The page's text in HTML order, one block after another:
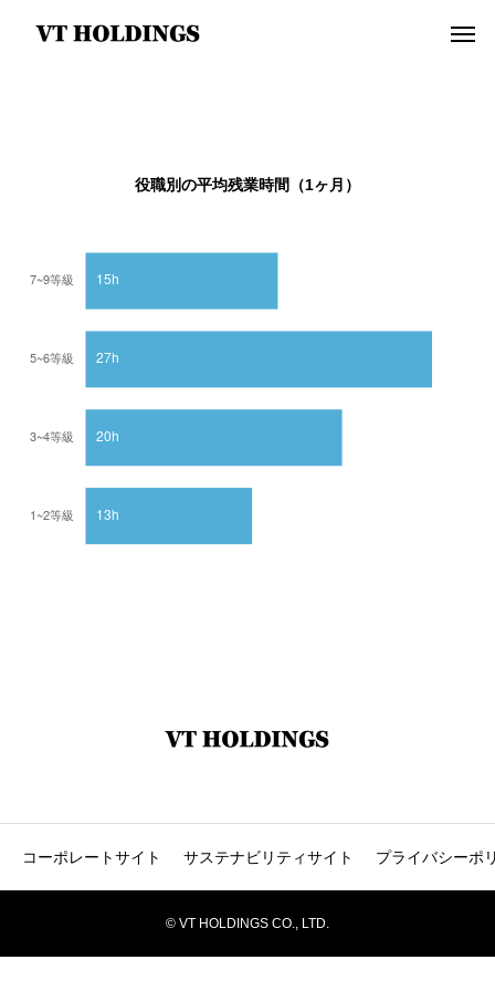
役職別の平均残業時間（1ヶ月）
コーポレートサイト サステナビリティサイト プライバシーポ
© VT HOLDINGS CO., LTD.